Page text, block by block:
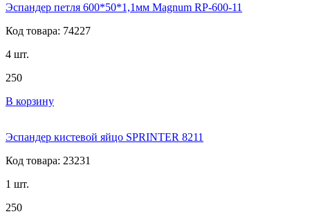
Эспандер петля 600*50*1,1мм Magnum RP-600-11
Код товара: 74227
4 шт.
250
В корзину
Эспандер кистевой яйцо SPRINTER 8211
Код товара: 23231
1 шт.
250